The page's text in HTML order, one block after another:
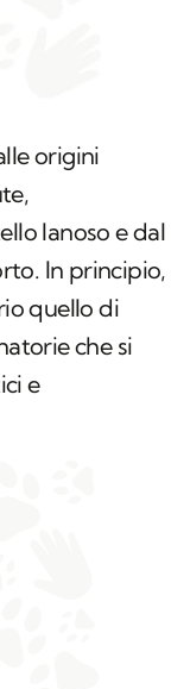
origini
lanoso e dal
In principio,
quello di
che si
e